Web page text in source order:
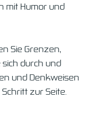
mit Humor und
Sie Grenzen,
sich durch und
und Denkweisen
zur Seite.